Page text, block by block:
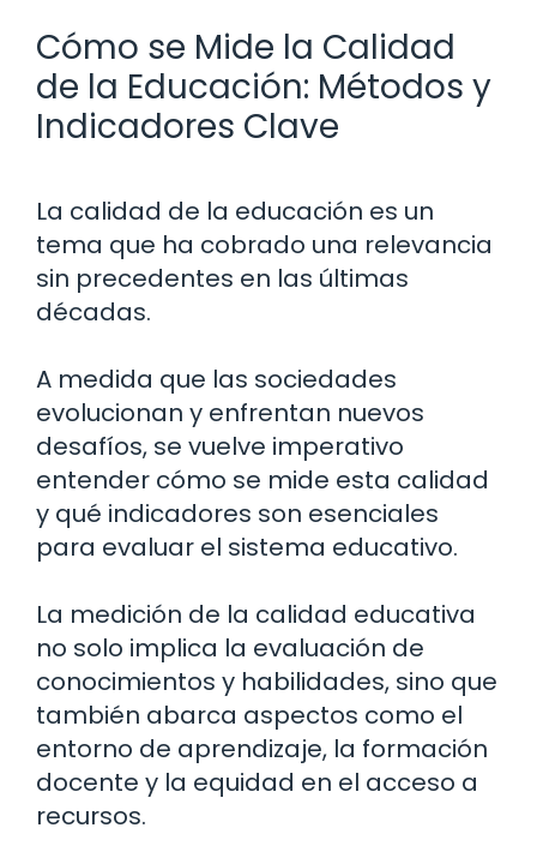
Cómo se Mide la Calidad
de la Educación: Métodos y
Indicadores Clave
La calidad de la educación es un
tema que ha cobrado una relevancia
sin precedentes en las últimas
décadas.
A medida que las sociedades
evolucionan y enfrentan nuevos
desafíos, se vuelve imperativo
entender cómo se mide esta calidad
y qué indicadores son esenciales
para evaluar el sistema educativo.
La medición de la calidad educativa
no solo implica la evaluación de
conocimientos y habilidades, sino que
también abarca aspectos como el
entorno de aprendizaje, la formación
docente y la equidad en el acceso a
recursos.